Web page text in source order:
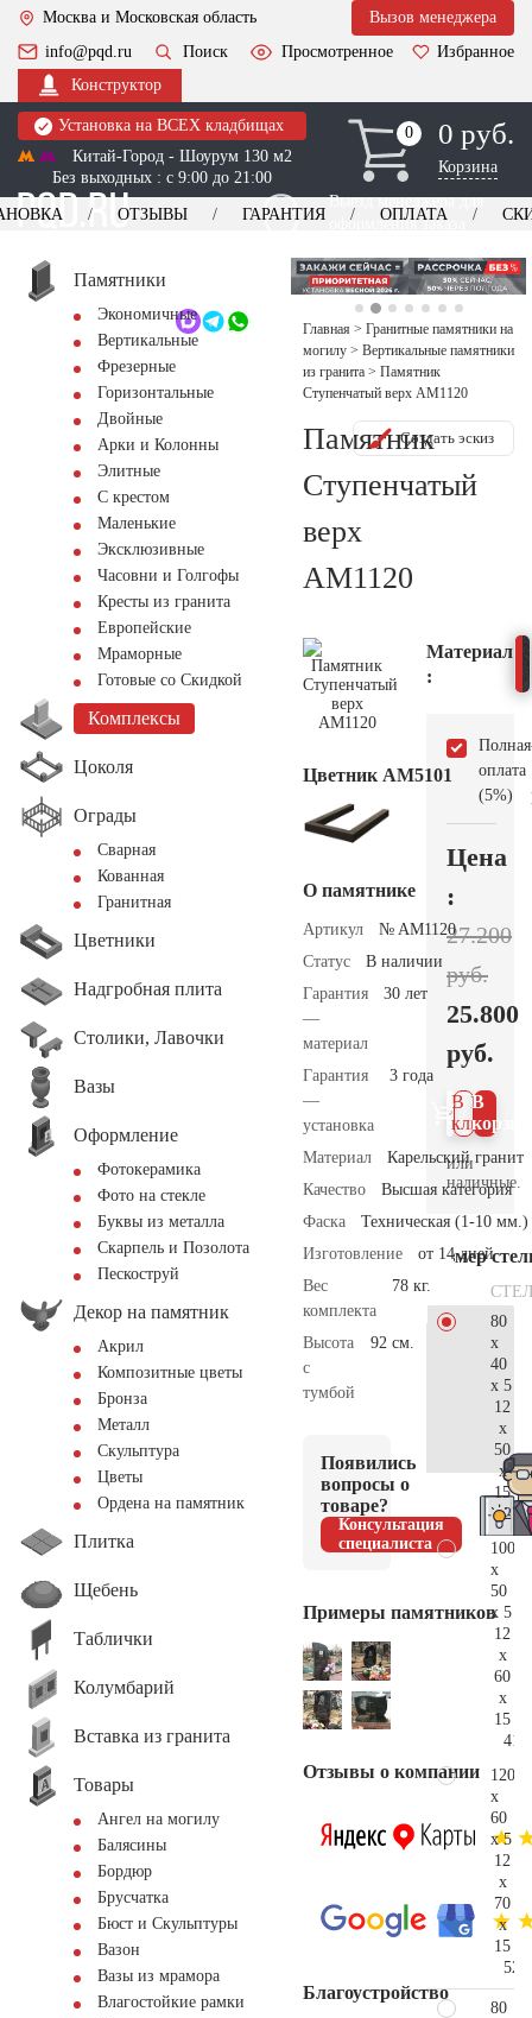
Москва и Московская область
Вызов менеджера
info@pqd.ru
Поиск Просмотренное
Избранное
Конструктор
Установка на ВСЕХ кладбищах
Китай-Город - Шоурум 130 м2
Без выходных : с 9:00 до 21:00
0
0 0 руб.
Корзина
Выезд менеджера для
оформления заказа
+7 (495) 518-44-23
Обратный звонок
ОТЗЫВЫ ГАРАНТИЯ ОПЛАТА
Памятники
Экономичные
Вертикальные
Фрезерные
Горизонтальные
Двойные
Арки и Колонны
Элитные
С крестом
Маленькие
Эксклюзивные
Часовни и Голгофы
Кресты из гранита
Европейские
Мраморные
Готовые со Скидкой
Комплексы
Цоколя
Ограды
Сварная
Кованная
Гранитная
Цветники
Надгробная плита
Столики, Лавочки
Вазы
Оформление
Фотокерамика
Фото на стекле
Буквы из металла
Скарпель и Позолота
Пескоструй
Декор на памятник
Акрил
Композитные цветы
Бронза
Металл
Скульптура
Цветы
Ордена на памятник
Плитка
Щебень
Таблички
Колумбарий
Вставка из гранита
Товары
Ангел на могилу
Балясины
Бордюр
Брусчатка
Бюст и Скульптуры
Вазон
Вазы из мрамора
Влагостойкие рамки
Главная > Гранитные памятники на
могилу > Вертикальные памятники
из гранита > Памятник
Ступенчатый верх AM1120
Памятник
Ступенчатый
верх
AM1120
Создать эскиз
Цветник АМ5101
О памятнике
Артикул
№ AM1120
Статус
В наличии
Гарантия
—
материал
30 лет
Гарантия
—
установка
3 года
Материал
Карельский гранит
Качество
Высшая категория
Фаска
Техническая (1-10 мм.)
Изготовление
от 14 дней
Вес
комплекта
78 кг.
Высота
с
тумбой
92 см.
Появились
вопросы о
товаре?
Консультация
специалиста
Примеры памятников
Отзывы о компании
Благоустройство
Материал
:
Полная
оплата
(5%)
Цена
:
27.200
руб.
25.800
руб.
В
В 1
клик
или
наличные.
Размер
80
x
40
x 5
12
x
50
x
15
100
x
50
x 5
12
x
60
x
15
120
x
60
x 5
12
x
70
x
15
80